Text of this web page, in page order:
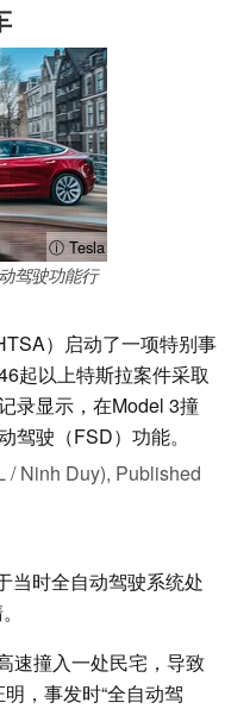
ⓘ Tesla
驾驶功能行
）启动了一项特别事
起以上特斯拉案件采取
录显示，在Model 3撞
驾驶（FSD）功能。
/ Ninh Duy), Published
当时全自动驾驶系统处
速撞入一处民宅，导致
，事发时“全自动驾